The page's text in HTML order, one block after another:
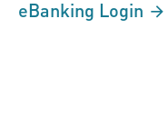
eBanking Login